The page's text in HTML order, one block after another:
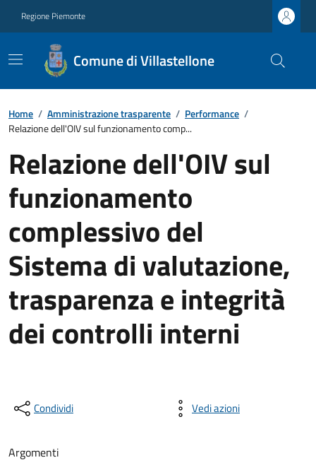
Regione Piemonte
Comune di Villastellone
Home / Amministrazione trasparente / Performance /
Relazione dell'OIV sul funzionamento comp...
Relazione dell'OIV sul
funzionamento
complessivo del
Sistema di valutazione,
trasparenza e integrità
dei controlli interni
Condividi Vedi azioni
Argomenti